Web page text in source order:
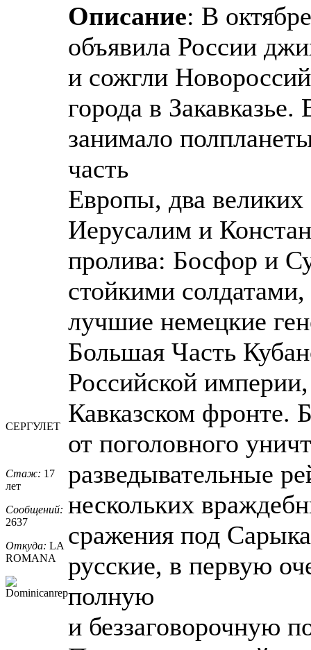
СЕРГУЛЕТ
Стаж: 17
лет
Сообщений:
2637
Откуда: LA
ROMANA
Описание: В
объявила России
и сожгли
города в Закавказье.
занимало
часть
Европы, два великих
Иерусалим и
пролива: Босфор и
стойкими
лучшие немецкие
Большая Часть
Российской
Кавказском фронте.
от поголовного
разведывательные
нескольких
сражения под
русские, в первую
полную
и беззаговорочную